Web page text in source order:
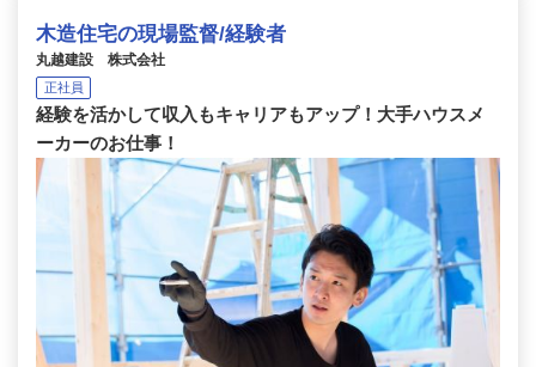
木造住宅の現場監督/経験者
丸越建設 株式会社
正社員
経験を活かして収入もキャリアもアップ！大手ハウスメ
ーカーのお仕事！